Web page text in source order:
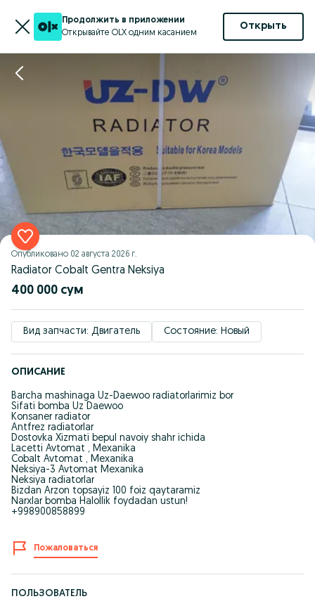
Продолжить в приложении
Открывайте OLX одним касанием
Открыть
Опубликовано 02 августа 2026 г.
Radiator Cobalt Gentra Neksiya
400 000 сум
Вид запчасти: Двигатель Состояние: Новый
ОПИСАНИЕ
Barcha mashinaga Uz-Daewoo radiatorlarimiz bor
Sifati bomba Uz Daewoo
Konsaner radiator
Antfrez radiatorlar
Dostovka Xizmati bepul navoiy shahr ichida
Lacetti Avtomat , Mexanika
Cobalt Avtomat , Mexanika
Neksiya-3 Avtomat Mexanika
Neksiya radiatorlar
Bizdan Arzon topsayiz 100 foiz qaytaramiz
Narxlar bomba Halollik foydadan ustun!
+998900858899
Пожаловаться
ПОЛЬЗОВАТЕЛЬ